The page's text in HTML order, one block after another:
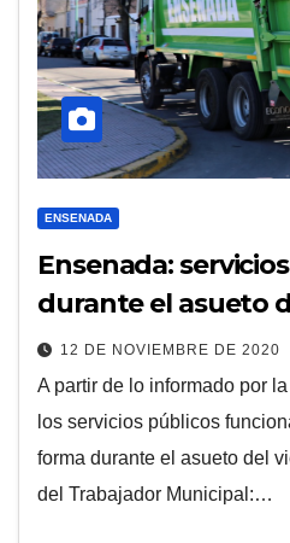
ENSENADA
Ensenada:
durante el asueto
12 DE NOVIEMBRE DE 2020
A partir de lo informado por
los servicios públicos
forma durante el asueto del
del Trabajador Municipal:…